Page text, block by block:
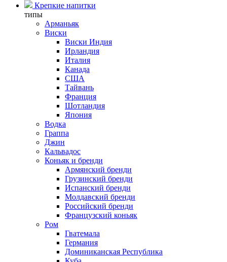
Крепкие напитки
типы
Арманьяк
Виски
Виски Индия
Ирландия
Италия
Канада
США
Тайвань
Франция
Шотландия
Япония
Водка
Граппа
Джин
Кальвадос
Коньяк и бренди
Армянский бренди
Грузинский бренди
Испанский бренди
Молдавский бренди
Российский бренди
Французский коньяк
Ром
Гватемала
Германия
Доминиканская Республика